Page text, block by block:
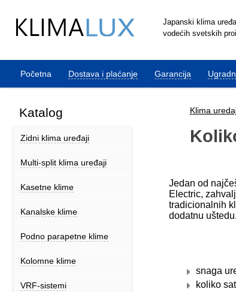
Japanski klima
vodećih svetskih
Početna Dostava i plaćanje Garancija
Klima
Jedan od
Electric,
tradicionalnih
dodatnu uštedu.
snaga
koliko
Katalog
Zidni klima uređaji
Multi-split klima uređaji
Kasetne klime
Kanalske klime
Podno parapetne klime
Kolomne klime
VRF-sistemi